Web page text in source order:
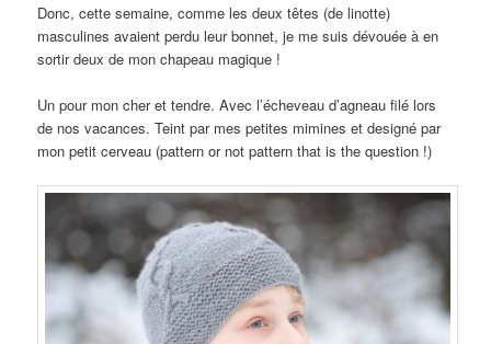
Donc, cette semaine, comme les deux têtes (de linotte)
masculines avaient perdu leur bonnet, je me suis dévouée à en
sortir deux de mon chapeau magique !
Un pour mon cher et tendre. Avec l’écheveau d’agneau filé lors
de nos vacances. Teint par mes petites mimines et designé par
mon petit cerveau (pattern or not pattern that is the question !)